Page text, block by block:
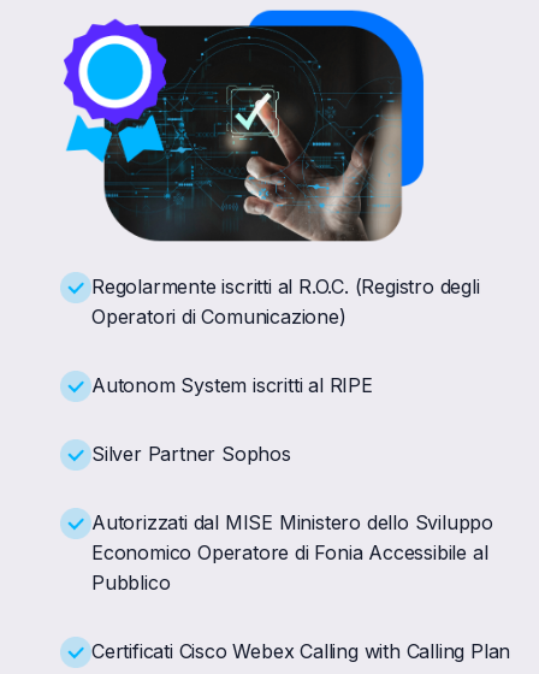
Regolarmente iscritti al R.O.C. (Registro degli
Operatori di Comunicazione)
Autonom System iscritti al RIPE
Silver Partner Sophos
Autorizzati dal MISE Ministero dello Sviluppo
Economico Operatore di Fonia Accessibile al
Pubblico
Certificati Cisco Webex Calling with Calling Plan